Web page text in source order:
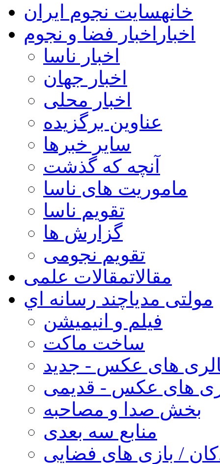
خانهسایت نجوم ایران
اخبار اخبار فضا و نجوم
اخبار ناسا
اخبار جهان
اخبار محلی
عناوین برگزیده
سایر خبرها
آنچه که گذشت
ماموریت های ناسا
تقویم ناسا
گزارش ها
تقویم نجومی
مقالاتمقالات علمی
مولتی مدیاچند رسانه اي
فیلم و انیمیشن
ساخت ماکت
های عکس - جدید
های عکس - قدیمی
بخش صدا و مصاحبه
منابع سه بعدی
/ بازی های فضایی